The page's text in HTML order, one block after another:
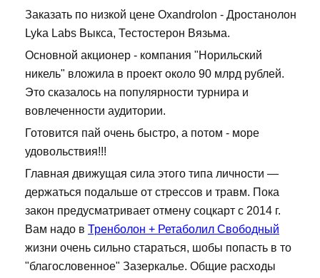
Заказать по низкой цене Oxandrolon - Дростанолон
Lyka Labs Выкса, Тестостерон Вязьма.
Основной акционер - компания "Норильский
никель" вложила в проект около 90 млрд рублей.
Это сказалось на популярности турнира и
вовлеченности аудитории.
Готовится пай очень быстро, а потом - море
удовольствия!!!
Главная движущая сила этого типа личности —
держаться подальше от стрессов и травм. Пока
закон предусматривает отмену соцкарт с 2014 г.
Вам надо в Тренболон + Ретаболил Свободный
жизни очень сильно стараться, шобы попасть в то
"благословенное" Зазеркалье. Общие расходы